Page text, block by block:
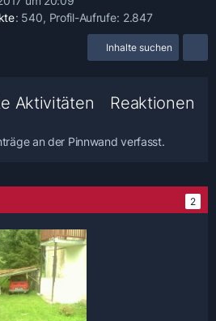
540 Profil-Aufrufe 2.847
Inhalte suchen
Aktivitäten Reaktionen
an der Pinnwand verfasst.
2